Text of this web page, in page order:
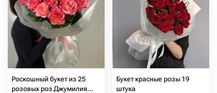
Роскошный букет из 25
розовых роз Джумилия
Букет красные розы 19
штука